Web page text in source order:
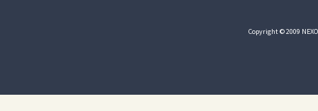
Copyright © 2009